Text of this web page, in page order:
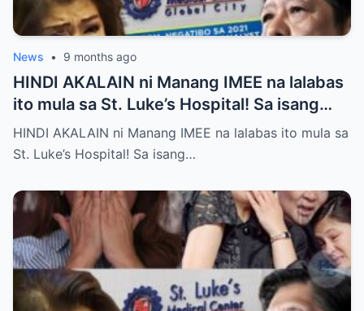
News • 9 months ago
HINDI AKALAIN ni Manang IMEE na lalabas
ito mula sa St. Luke’s Hospital! Sa isang
tahimik at maalinsangang hapon sa
lungsod ng Quezon, si Manang IMEE, isang
komunidad, ay naglakad papasok sa St.
Luke’s Hospital para sa isang ordinaryong
check-up. Walang sinuman ang
nakakaalam na sa araw na iyon, isang
pangyayari ang magbabago ng takbo ng
kanyang buhay at magpapakilos ng buong
HINDI AKALAIN ni Manang IMEE na lalabas ito mula sa
St. Luke’s Hospital! Sa isang…